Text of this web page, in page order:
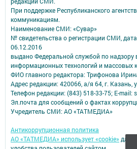
При поддержке Республиканского
коммуникациям.
Наименование СМИ: «Сувар»
№ свидетельства о регистрации СМИ,
06.12.2016
выдано Федеральной службой по надзору
информационных технологий и массовых
ФИО главного редактора: Трифонова
Адрес редакции: 420066, а/я 64, г. Казань,
Телефон редакции: (843) 518-33-75; E-mail:
Эл.почта для сообщений о фактах
Учредитель СМИ: АО «ТАТМЕДИА»
Антикоррупционная политика
АО «ТАТМЕДИА» использует «cookie»для